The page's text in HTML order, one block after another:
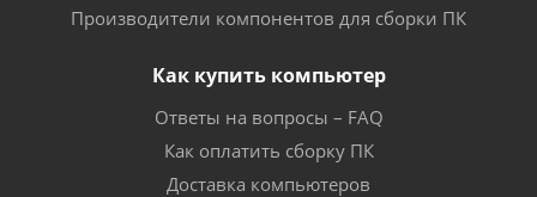
Производители компонентов для сборки ПК
Как купить компьютер
Ответы на вопросы – FAQ
Как оплатить сборку ПК
Доставка компьютеров